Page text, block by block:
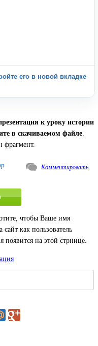
его в новой вкладке
к уроку истории
в скачиваемом файле
фрагмент.
Комментировать
чтобы Ваше имя
сайт как пользователь
на этой стрнице.